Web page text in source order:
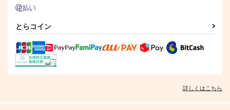
とらコイン
詳しくはこちら